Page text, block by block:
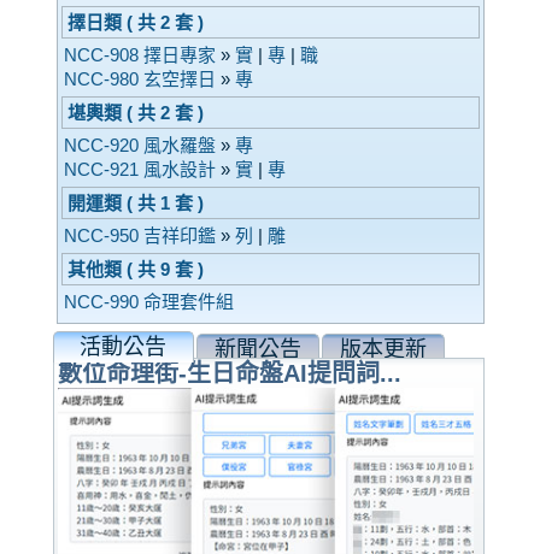
擇日類 ( 共 2 套 )
NCC-908 擇日專家 » 實| 專| 職
NCC-980 玄空擇日 » 專
堪輿類 ( 共 2 套 )
NCC-920 風水羅盤» 專
NCC-921 風水設計» 實| 專
開運類 ( 共 1 套 )
NCC-950 吉祥印鑑» 列 | 雕
其他類 ( 共 9 套 )
NCC-990 命理套件組
活動公告 新聞公告 版本更新
數位命理街-生日命盤AI提問詞...